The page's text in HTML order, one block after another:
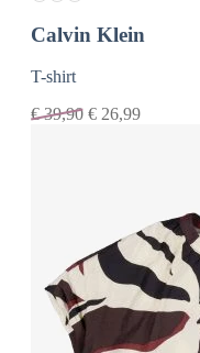
Calvin Klein
T-shirt
€39,90 € 26,99